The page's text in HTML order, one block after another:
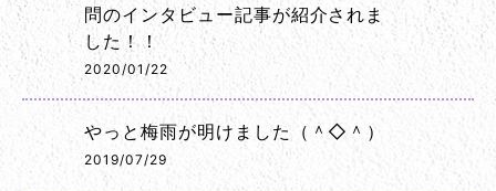
問のインタビュー記事が紹介されま
した！！
2020/01/22
やっと梅雨が明けました（＾◇＾）
2019/07/29